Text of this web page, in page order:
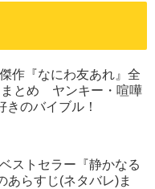
作『なにわ友あれ』全
まとめ ヤンキー・喧嘩
きのバイブル！
ストセラー『静かなる
あらすじ(ネタバレ)ま